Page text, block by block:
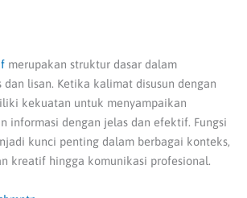
merupakan struktur dasar dalam
lisan. Ketika kalimat disusun dengan
kekuatan untuk menyampaikan
informasi dengan jelas dan efektif. Fungsi
kunci penting dalam berbagai konteks,
kreatif hingga komunikasi profesional.